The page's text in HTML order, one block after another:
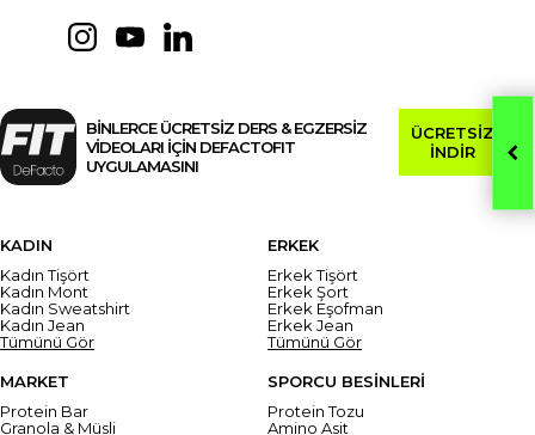
BİNLERCE ÜCRETSİZ DERS & EGZERSİZ
VİDEOLARI İÇİN DEFACTOFIT
UYGULAMASINI
ÜCRETSİZ
İNDİR
KADIN
Kadın Tişört
Kadın Mont
Kadın Sweatshirt
Kadın Jean
Tümünü Gör
ERKEK
Erkek Tişört
Erkek Şort
Erkek Eşofman
Erkek Jean
Tümünü Gör
MARKET
Protein Bar
Granola & Müsli
SPORCU BESİNLERİ
Protein Tozu
Amino Asit